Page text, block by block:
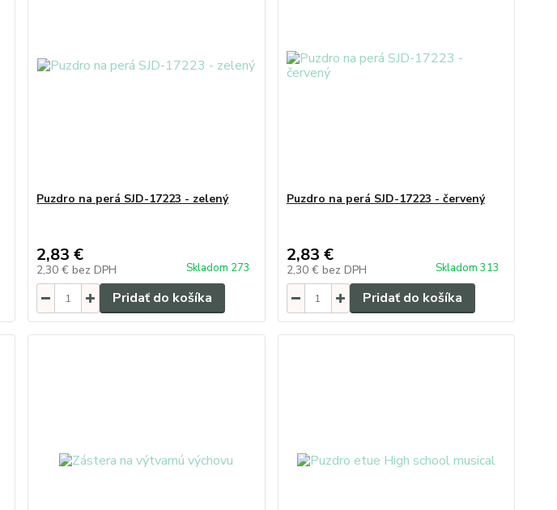
Puzdro na perá SJD-17223 - zelený
2,83 €
2,30 € bez DPH Skladom 273
Pridať do košíka
Puzdro na perá SJD-17223 - červený
2,83 €
2,30 € bez DPH Skladom 313
Pridať do košíka